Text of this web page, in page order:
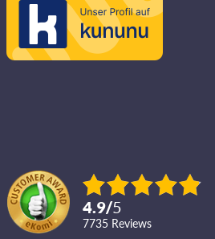
4.9/5
7735 reviews